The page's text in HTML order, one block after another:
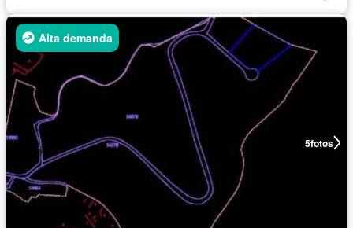
5fotos
Alta demanda